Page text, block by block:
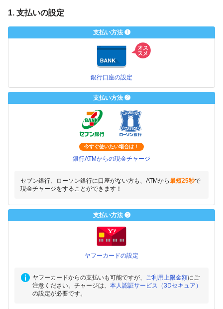
1. 支払いの設定
支払い方法 ❶
銀行口座の設定
支払い方法 ❷
今すぐ使いたい場合は！
銀行ATMからの現金チャージ
セブン銀行、ローソン銀行に口座がない方も、ATMから最短25秒で
現金チャージをすることができます！
支払い方法 ❸
ヤフーカードの設定
ヤフーカードからの支払いも可能ですが、 ご利用上限金額にご
注意ください。チャージは、 本人認証サービス（3Dセキュア）
の設定が必要です。